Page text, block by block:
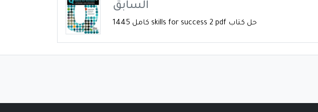
السابق
حل كتاب skills for success 2 pdf كامل 1445